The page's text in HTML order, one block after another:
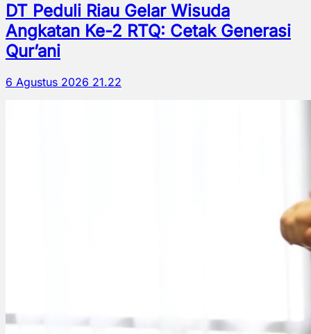
DT Peduli Riau Gelar Wisuda
Angkatan Ke-2 RTQ: Cetak Generasi
Qur’ani
6 Agustus 2026 21.22